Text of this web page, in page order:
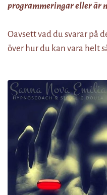
programmeringar eller är
Oavsett vad du svarar på
över hur du kan vara helt